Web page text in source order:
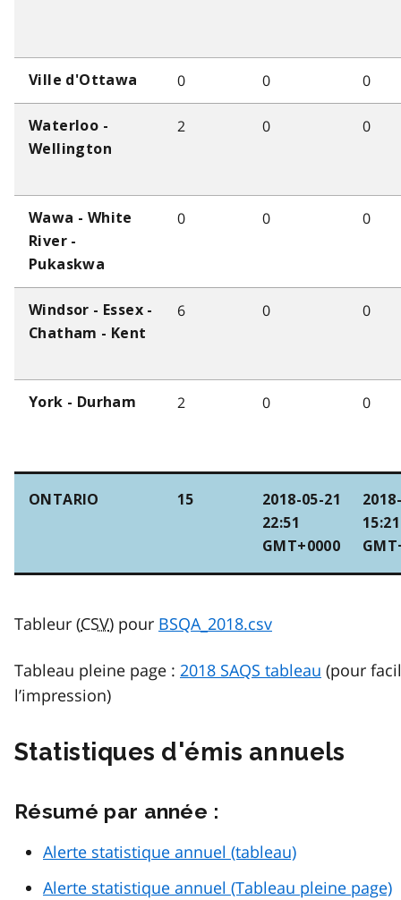
Ville d'Ottawa 0 0 0
Waterloo -
Wellington
2 0 0
Wawa - White
River -
Pukaskwa
0 0 0
Windsor - Essex -
Chatham - Kent
6 0 0
York - Durham 2 0 0
ONTARIO 15
2018-05-21
22:51
GMT+0000
15:21
Tableur (CSV) pour BSQA_2018.csv
Tableau pleine page : 2018 SAQS tableau (pour
l’impression)
Statistiques d'émis annuels
Résumé par année :
Alerte statistique annuel (tableau)
Alerte statistique annuel (Tableau pleine page)